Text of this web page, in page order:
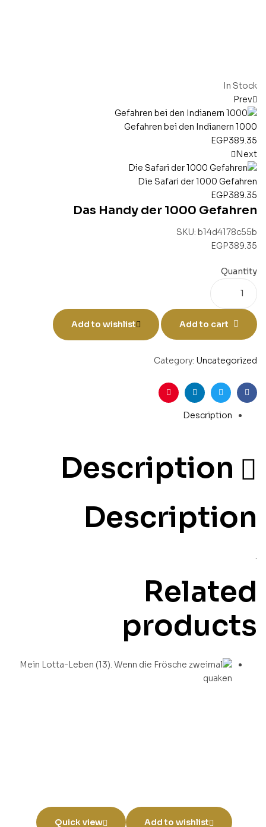
In Stock
Prev
1000 Gefahren bei den Indianern
EGP389.35
Next
Die Safari der 1000 Gefahren
EGP389.35
Das Handy der 1000 Gefahren
SKU: b14d4178c55b
EGP389.35
Quantity
Add to cart
Add to wishlist
Category: Uncategorized
Facebook
Twitter
Linkedin
Pinterest
Description
Description
Description
.
Related
products
Add to wishlist
Quick view